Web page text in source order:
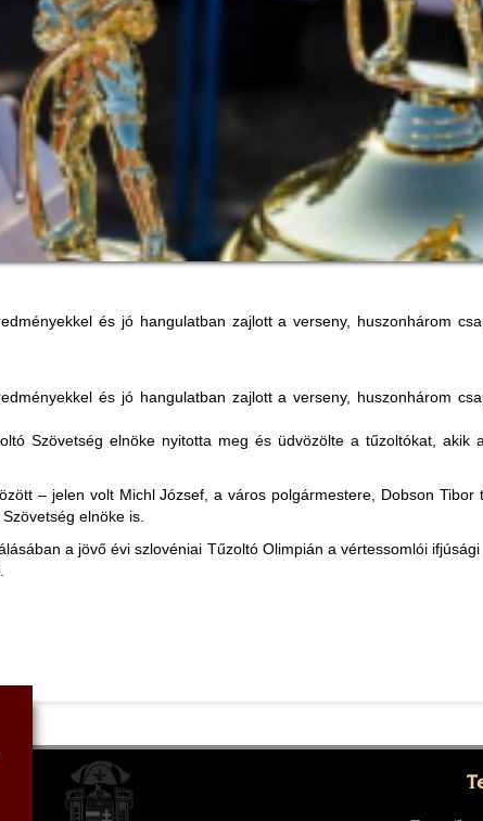
és jó hangulatban zajlott a verseny, huszonhárom
és jó hangulatban zajlott a verseny, huszonhárom
Szövetség elnöke nyitotta meg és üdvözölte a tűzoltókat, akik
– jelen volt Michl József, a város polgármestere, Dobson Tibor
elnöke is.
a jövő évi szlovéniai Tűzoltó Olimpián a vértessomlói